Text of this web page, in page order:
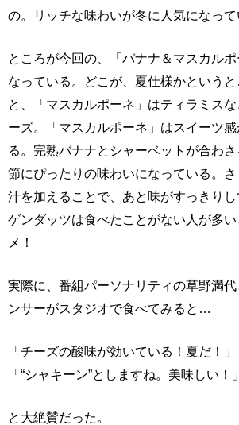
の。リッチな味わいが冬に人気になって
ところが今回の、「バナナ＆マスカル
なっている。どこが、夏仕様かという
と、「マスカルポーネ」はティラミス
ーズ。「マスカルポーネ」はスイーツ
る。完熟バナナとシャーベットが合わ
節にぴったりの味わいになっている。
汁を加えることで、あと味がすっきり
ゲンダッツは食べたことがない人が多
メ！
実際に、番組パーソナリティの草野満
ンサーがスタジオで食べてみると…
「チーズの酸味が効いている！夏だ！」
「“シャキーン”としますね。美味しい！」
と大絶賛だった。